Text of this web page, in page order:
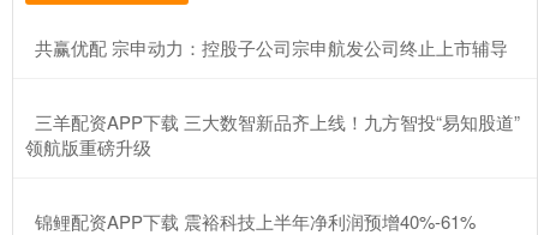
​共赢优配 宗申动力：控股子公司宗申航发公司终止上市辅导
​三羊配资APP下载 三大数智新品齐上线！九方智投“易知股道”
领航版重磅升级
​锦鲤配资APP下载 震裕科技上半年净利润预增40%-61%